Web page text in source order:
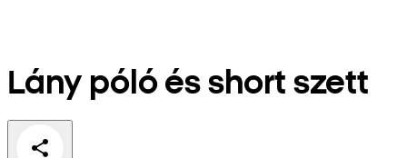
Lány póló és short szett